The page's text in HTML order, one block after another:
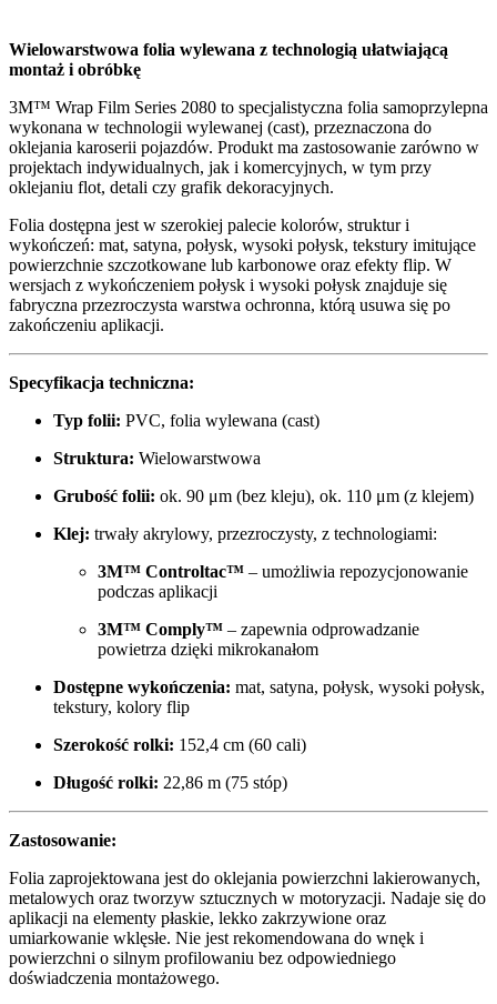
Wielowarstwowa folia wylewana z technologią ułatwiającą
montaż i obróbkę
3M™ Wrap Film Series 2080 to specjalistyczna folia samoprzylepna
wykonana w technologii wylewanej (cast), przeznaczona do
oklejania karoserii pojazdów. Produkt ma zastosowanie zarówno w
projektach indywidualnych, jak i komercyjnych, w tym przy
oklejaniu flot, detali czy grafik dekoracyjnych.
Folia dostępna jest w szerokiej palecie kolorów, struktur i
wykończeń: mat, satyna, połysk, wysoki połysk, tekstury imitujące
powierzchnie szczotkowane lub karbonowe oraz efekty flip. W
wersjach z wykończeniem połysk i wysoki połysk znajduje się
fabryczna przezroczysta warstwa ochronna, którą usuwa się po
zakończeniu aplikacji.
Specyfikacja techniczna:
Typ folii: PVC, folia wylewana (cast)
Struktura: Wielowarstwowa
Grubość folii: ok. 90 μm (bez kleju), ok. 110 μm (z klejem)
Klej: trwały akrylowy, przezroczysty, z technologiami:
3M™ Controltac™ – umożliwia repozycjonowanie
podczas aplikacji
3M™ Comply™ – zapewnia odprowadzanie
powietrza dzięki mikrokanałom
Dostępne wykończenia: mat, satyna, połysk, wysoki połysk,
tekstury, kolory flip
Szerokość rolki: 152,4 cm (60 cali)
Długość rolki: 22,86 m (75 stóp)
Zastosowanie:
Folia zaprojektowana jest do oklejania powierzchni lakierowanych,
metalowych oraz tworzyw sztucznych w motoryzacji. Nadaje się do
aplikacji na elementy płaskie, lekko zakrzywione oraz
umiarkowanie wklęsłe. Nie jest rekomendowana do wnęk i
powierzchni o silnym profilowaniu bez odpowiedniego
doświadczenia montażowego.